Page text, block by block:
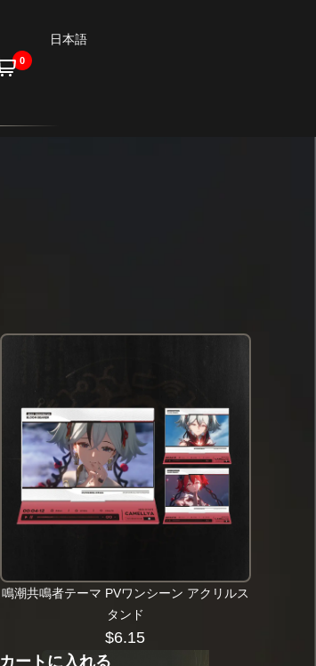
0
日本語
鳴潮共鳴者テーマ PVワンシーン アクリルス
タンド
$6.15
カートに入れる